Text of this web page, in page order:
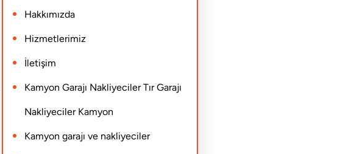
Hakkımızda
Hizmetlerimiz
İletişim
Kamyon Garajı Nakliyeciler Tır Garajı
Nakliyeciler Kamyon
Kamyon garajı ve nakliyeciler